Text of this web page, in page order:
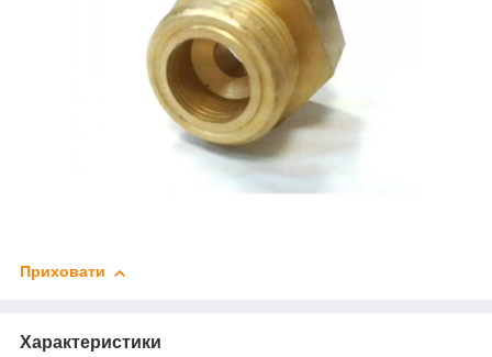
Приховати
Характеристики